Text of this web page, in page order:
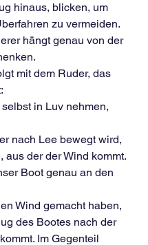
hinaus, blicken, um
zu vermeiden.
hängt genau von der
mit dem Ruder, das
in Luv nehmen,
nach Lee bewegt wird,
aus der der Wind kommt.
Boot genau an den
Wind gemacht haben,
des Bootes nach der
Im Gegenteil